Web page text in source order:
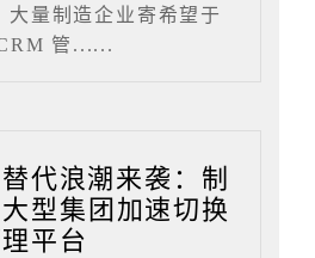
大量制造企业寄希望于
管......
代浪潮来袭：制
型集团加速切换
平台